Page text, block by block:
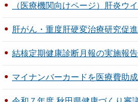
（医療機関向けページ）肝炎ウ
肝がん・重度肝硬変治療研究促
結核定期健康診断月報の実施報
マイナンバーカードを医療費助